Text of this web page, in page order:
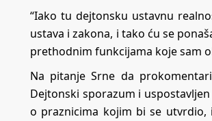
“Iako tu dejtonsku ustavnu
ustava i zakona, i tako ću se
prethodnim funkcijama koje sam
Na pitanje Srne da
Dejtonski sporazum i
o praznicima kojim bi se utvrdio,